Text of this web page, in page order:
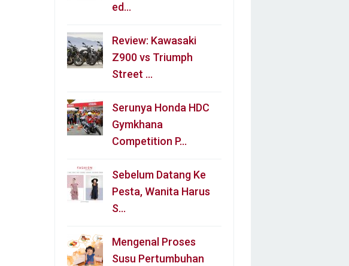
ed…
Review: Kawasaki
Z900 vs Triumph
Street …
Serunya Honda HDC
Gymkhana
Competition P…
Sebelum Datang Ke
Pesta, Wanita Harus
S…
Mengenal Proses
Susu Pertumbuhan